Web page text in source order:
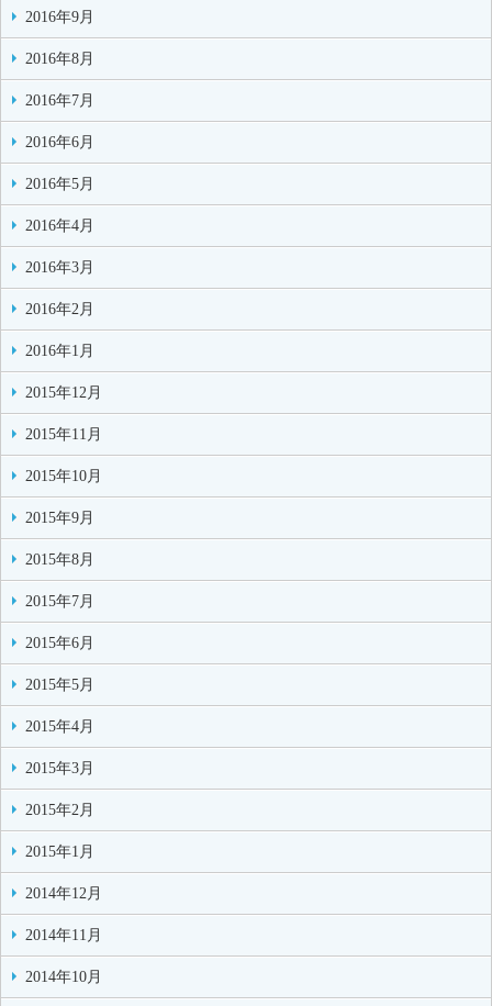
2016年9月
2016年8月
2016年7月
2016年6月
2016年5月
2016年4月
2016年3月
2016年2月
2016年1月
2015年12月
2015年11月
2015年10月
2015年9月
2015年8月
2015年7月
2015年6月
2015年5月
2015年4月
2015年3月
2015年2月
2015年1月
2014年12月
2014年11月
2014年10月